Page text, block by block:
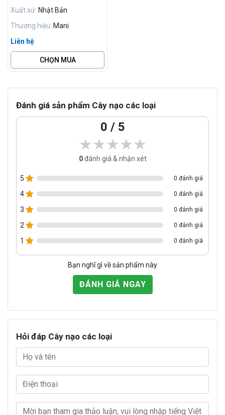
Xuất xứ: Nhật Bản
Thương hiệu: Mani
Liên hệ
CHỌN MUA
Đánh giá sản phẩm Cây nạo các loại
0 / 5
★★★★★
★★★★★
0đánh giá & nhận xét
5 0 đánh giá
4 0 đánh giá
3 0 đánh giá
2 0 đánh giá
1 0 đánh giá
Bạn nghĩ gì về sản phẩm này
ĐÁNH GIÁ NGAY
Hỏi đáp Cây nạo các loại